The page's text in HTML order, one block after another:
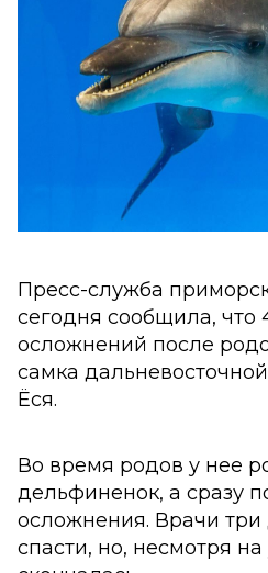
Пресс-служба
сегодня сообщила, что
осложнений после
самка
Ёся.
Во время родов у нее
дельфиненок, а сразу
осложнения. Врачи три
спасти, но, несмотря